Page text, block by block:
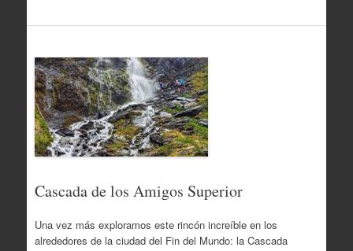
Cascada de los Amigos Superior
Una vez más exploramos este rincón increíble en los
alrededores de la ciudad del Fin del Mundo: la Cascada